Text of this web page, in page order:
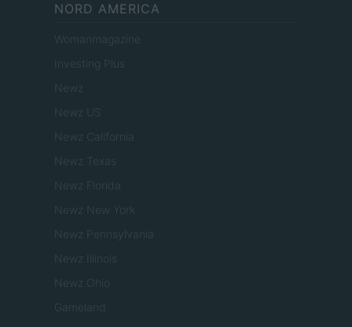
NORD AMERICA
Womanmagazine
Investing Plus
Newz
Newz US
Newz California
Newz Texas
Newz Florida
Newz New York
Newz Pennsylvania
Newz Illinois
Newz Ohio
Gameland